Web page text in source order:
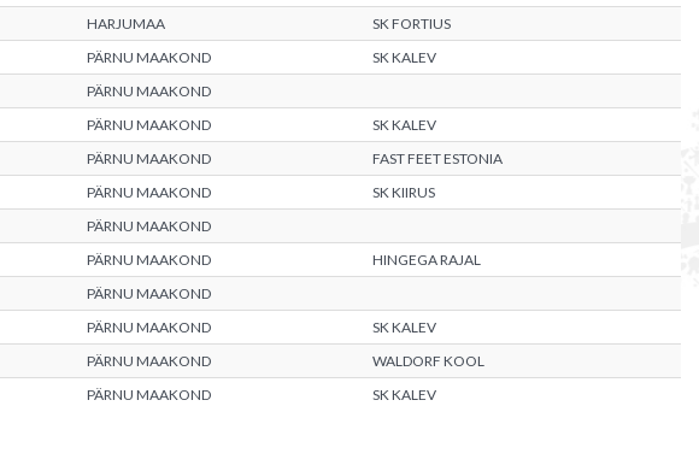
HARJUMAA
SK FORTIUS
PÄRNU MAAKOND
SK KALEV
PÄRNU MAAKOND
PÄRNU MAAKOND
SK KALEV
PÄRNU MAAKOND
FAST FEET ESTONIA
PÄRNU MAAKOND
SK KIIRUS
PÄRNU MAAKOND
PÄRNU MAAKOND
HINGEGA RAJAL
PÄRNU MAAKOND
PÄRNU MAAKOND
SK KALEV
PÄRNU MAAKOND
WALDORF KOOL
PÄRNU MAAKOND SK KALEV